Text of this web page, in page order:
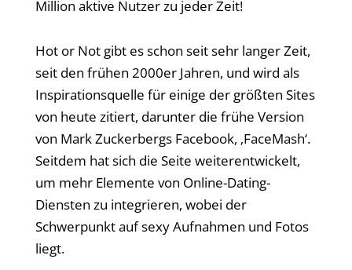
Million aktive Nutzer zu jeder Zeit!
Hot or Not gibt es schon seit sehr langer Zeit,
seit den frühen 2000er Jahren, und wird als
Inspirationsquelle für einige der größten Sites
von heute zitiert, darunter die frühe Version
von Mark Zuckerbergs Facebook, ‚FaceMash‘.
Seitdem hat sich die Seite weiterentwickelt,
um mehr Elemente von Online-Dating-
Diensten zu integrieren, wobei der
Schwerpunkt auf sexy Aufnahmen und Fotos
liegt.